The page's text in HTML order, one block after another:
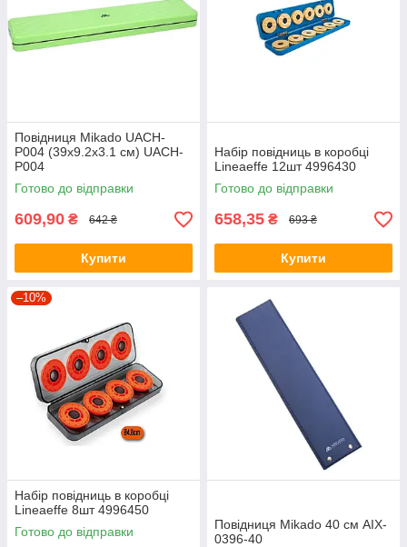
Повідниця Mikado UACH-
P004 (39x9.2x3.1 см) UACH-
P004
Готово до відправки
609,90 ₴ 642 ₴
Купити
Набір повідниць в коробці
Lineaeffe 12шт 4996430
Готово до відправки
658,35 ₴ 693 ₴
Купити
–10%
Набір повідниць в коробці
Lineaeffe 8шт 4996450
Готово до відправки
Повідниця Mikado 40 см AIX-
0396-40